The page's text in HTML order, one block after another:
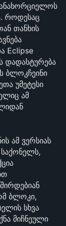
როდესაც
თანხის
Eclipse
დადასტურება
ბლოკჩეინი
უმეტესი
ამ
ამ ვერსიას
ბლოკი,
სხვა
მიჩნეული